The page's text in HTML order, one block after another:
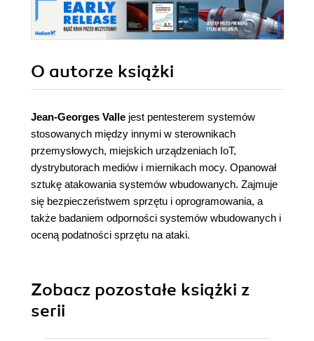
O autorze książki
Jean-Georges Valle jest pentesterem systemów
stosowanych między innymi w sterownikach
przemysłowych, miejskich urządzeniach IoT,
dystrybutorach mediów i miernikach mocy. Opanował
sztukę atakowania systemów wbudowanych. Zajmuje
się bezpieczeństwem sprzętu i oprogramowania, a
także badaniem odporności systemów wbudowanych i
oceną podatności sprzętu na ataki.
Zobacz pozostałe książki z
serii